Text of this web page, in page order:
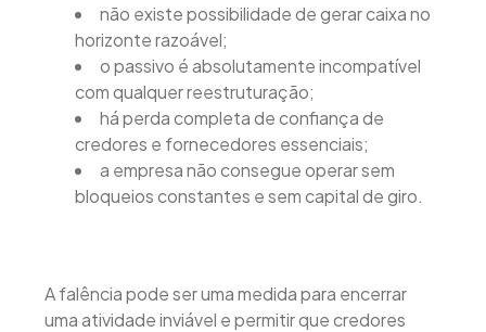
não existe possibilidade de gerar caixa no
horizonte razoável;
o passivo é absolutamente incompatível
com qualquer reestruturação;
há perda completa de confiança de
credores e fornecedores essenciais;
a empresa não consegue operar sem
bloqueios constantes e sem capital de giro.
A falência pode ser uma medida para encerrar
uma atividade inviável e permitir que credores